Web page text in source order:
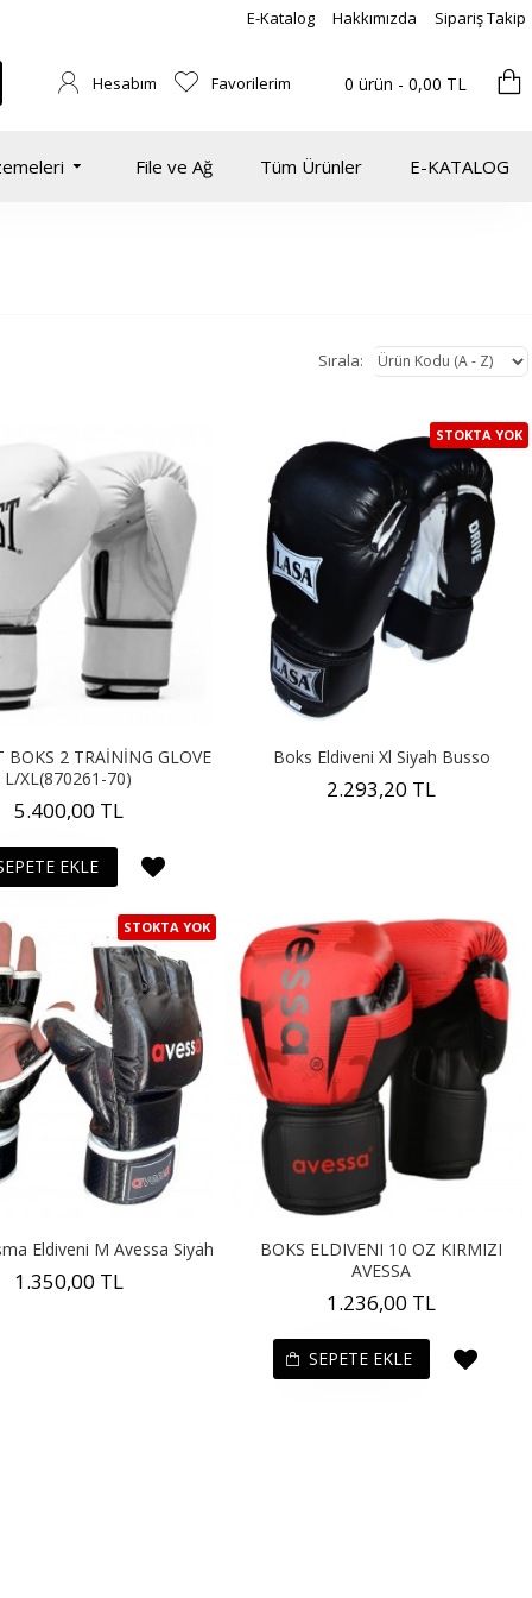
E-Katalog Hakkımızda Sipariş Takip
Hesabım Favorilerim 0 ürün - 0,00 TL
File ve Ağ Tüm Ürünler E-KATALOG
Sırala:
BOKS 2 TRAİNİNG GLOVE
L/XL(870261-70)
5.400,00 TL
EKLE
STOKTA YOK
Boks Eldiveni Xl Siyah Busso
2.293,20 TL
STOKTA YOK
Eldiveni M Avessa Siyah
1.350,00 TL
BOKS ELDIVENI 10 OZ KIRMIZI
AVESSA
1.236,00 TL
SEPETE EKLE